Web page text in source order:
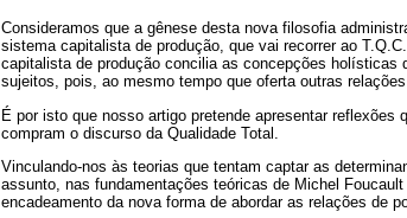
Consideramos que a gênese desta nova filosofia
sistema capitalista de produção, que vai recorrer ao
capitalista de produção concilia as concepções holísticas
sujeitos, pois, ao mesmo tempo que oferta outras
É por isto que nosso artigo pretende apresentar
compram o discurso da Qualidade Total.
Vinculando-nos às teorias que tentam captar as
assunto, nas fundamentações teóricas de Michel
encadeamento da nova forma de abordar as relações de